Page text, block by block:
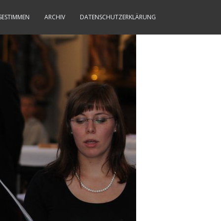
ARCHIV DATENSCHUTZERKLÄRUNG